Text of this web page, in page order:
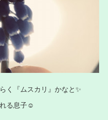
く『ムスカリ』かなと✨
る息子☺️